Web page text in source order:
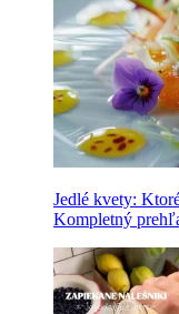
Jedlé kvety:
Kompletný